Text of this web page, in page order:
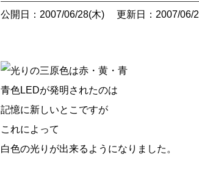
公開日：2007/06/28(木) 更新日：2007/06/
光りの三原色は赤・黄・青
青色LEDが発明されたのは
記憶に新しいとこですが
これによって
白色の光りが出来るようになりました。